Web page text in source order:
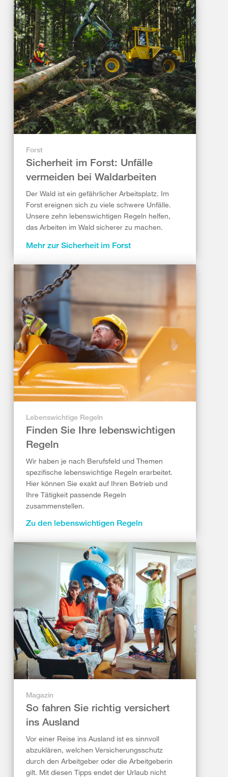
Forst
Sicherheit im Forst: Unfälle
vermeiden bei Waldarbeiten
Der Wald ist ein gefährlicher Arbeitsplatz. Im
Forst ereignen sich zu viele schwere Unfälle.
Unsere zehn lebenswichtigen Regeln helfen,
das Arbeiten im Wald sicherer zu machen.
Mehr zur Sicherheit im Forst
Lebenswichtige Regeln
Finden Sie Ihre lebenswichtigen
Regeln
Wir haben je nach Berufsfeld und Themen
spezifische lebenswichtige Regeln erarbeitet.
Hier können Sie exakt auf Ihren Betrieb und
Ihre Tätigkeit passende Regeln
zusammenstellen.
Zu den lebenswichtigen Regeln
Magazin
So fahren Sie richtig versichert
ins Ausland
Vor einer Reise ins Ausland ist es sinnvoll
abzuklären, welchen Versicherungsschutz
durch den Arbeitgeber oder die Arbeitgeberin
gilt. Mit diesen Tipps endet der Urlaub nicht